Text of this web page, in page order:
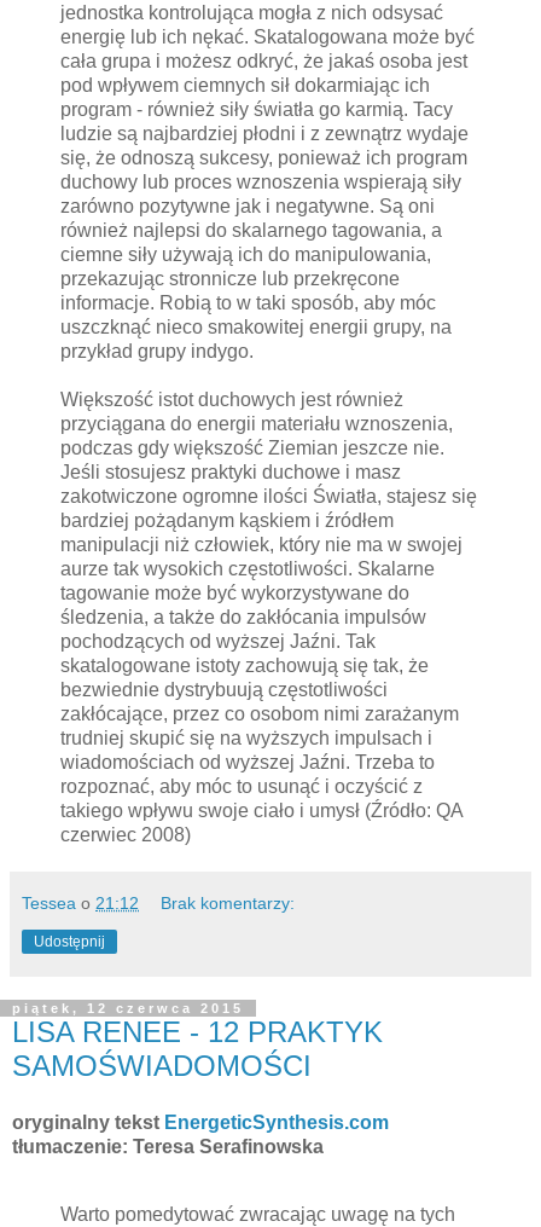
jednostka kontrolująca mogła z nich odsysać
energię lub ich nękać. Skatalogowana może być
cała grupa i możesz odkryć, że jakaś osoba jest
pod wpływem ciemnych sił dokarmiając ich
program - również siły światła go karmią. Tacy
ludzie są najbardziej płodni i z zewnątrz wydaje
się, że odnoszą sukcesy, ponieważ ich program
duchowy lub proces wznoszenia wspierają siły
zarówno pozytywne jak i negatywne. Są oni
również najlepsi do skalarnego tagowania, a
ciemne siły używają ich do manipulowania,
przekazując stronnicze lub przekręcone
informacje. Robią to w taki sposób, aby móc
uszczknąć nieco smakowitej energii grupy, na
przykład grupy indygo.
Większość istot duchowych jest również
przyciągana do energii materiału wznoszenia,
podczas gdy większość Ziemian jeszcze nie.
Jeśli stosujesz praktyki duchowe i masz
zakotwiczone ogromne ilości Światła, stajesz się
bardziej pożądanym kąskiem i źródłem
manipulacji niż człowiek, który nie ma w swojej
aurze tak wysokich częstotliwości. Skalarne
tagowanie może być wykorzystywane do
śledzenia, a także do zakłócania impulsów
pochodzących od wyższej Jaźni. Tak
skatalogowane istoty zachowują się tak, że
bezwiednie dystrybuują częstotliwości
zakłócające, przez co osobom nimi zarażanym
trudniej skupić się na wyższych impulsach i
wiadomościach od wyższej Jaźni. Trzeba to
rozpoznać, aby móc to usunąć i oczyścić z
takiego wpływu swoje ciało i umysł (Źródło: QA
czerwiec 2008)
Tessea o 21:12 Brak komentarzy:
Udostępnij
piątek, 12 czerwca 2015
LISA RENEE - 12 PRAKTYK
SAMOŚWIADOMOŚCI
oryginalny tekst EnergeticSynthesis.com
tłumaczenie: Teresa Serafinowska
Warto pomedytować zwracając uwagę na tych